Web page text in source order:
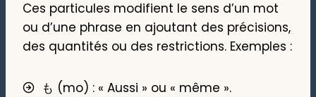
Ces particules modifient le sens d’un mot
ou d’une phrase en ajoutant des précisions,
des quantités ou des restrictions. Exemples :
も (mo) : « Aussi » ou « même ».